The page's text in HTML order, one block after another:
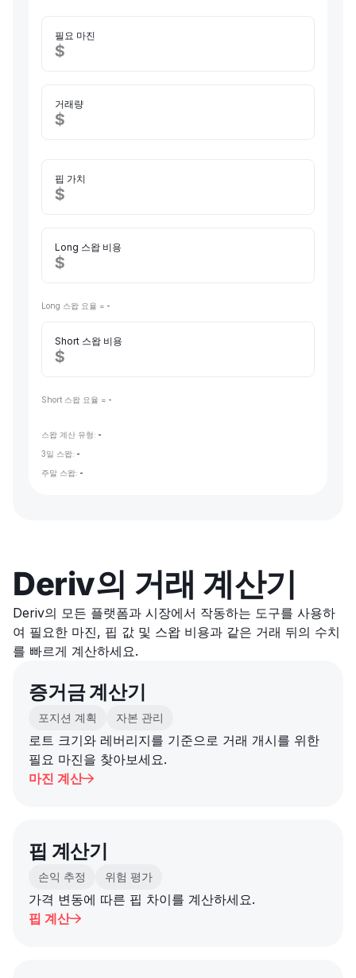
필요 마진
$
거래량
$
핍 가치
$
Long 스왑 비용
$
Long 스왑 요율 = -
Short 스왑 비용
$
Short 스왑 요율 = -
스왑 계산 유형: -
3일 스왑: -
주말 스왑: -
Deriv의 거래 계산기
Deriv의 모든 플랫폼과 시장에서 작동하는 도구를 사용하
여 필요한 마진, 핍 값 및 스왑 비용과 같은 거래 뒤의 수치
를 빠르게 계산하세요.
증거금 계산기
포지션 계획 자본 관리
로트 크기와 레버리지를 기준으로 거래 개시를 위한
필요 마진을 찾아보세요.
마진 계산
핍 계산기
손익 추정 위험 평가
가격 변동에 따른 핍 차이를 계산하세요.
핍 계산